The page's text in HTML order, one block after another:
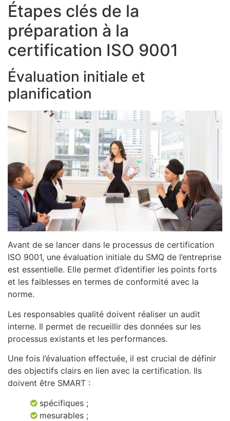
Étapes clés de la
préparation à la
certification ISO 9001
Évaluation initiale et
planification
Avant de se lancer dans le processus de certification
ISO 9001, une évaluation initiale du SMQ de l’entreprise
est essentielle. Elle permet d’identifier les points forts
et les faiblesses en termes de conformité avec la
norme.
Les responsables qualité doivent réaliser un audit
interne. Il permet de recueillir des données sur les
processus existants et les performances.
Une fois l’évaluation effectuée, il est crucial de définir
des objectifs clairs en lien avec la certification. Ils
doivent être SMART :
spécifiques ;
mesurables ;